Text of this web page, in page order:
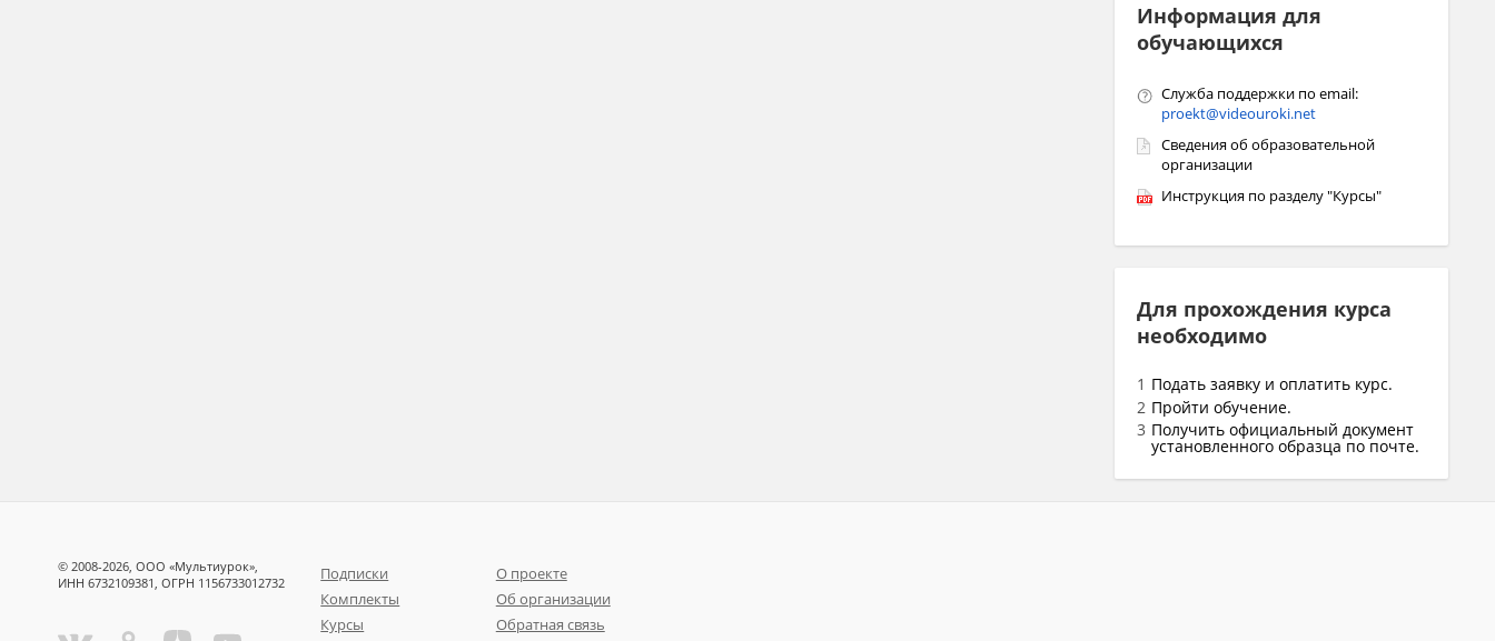
Информация для
обучающихся
Служба поддержки по email:
proekt@videouroki.net
Сведения об образовательной
организации
Инструкция по разделу "Курсы"
Для прохождения курса
необходимо
Подать заявку и оплатить курс.
Пройти обучение.
Получить официальный документ
установленного образца по почте.
© 2008-2026, ООО «Мультиурок»,
ИНН 6732109381, ОГРН 1156733012732
Подписки
Комплекты
Курсы
О проекте
Об организации
Обратная связь